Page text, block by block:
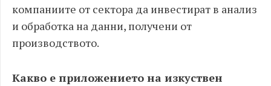
компаниите от сектора да инвестират в анализ
и обработка на данни, получени от
производството.
Какво е приложението на изкуствен